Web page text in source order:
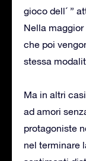
gioco dell´ ”
Nella
che poi
stessa
Ma in altri
ad amori
protagoniste
nel terminare